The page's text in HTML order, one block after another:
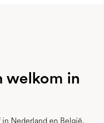
welkom in
Nederland en België.